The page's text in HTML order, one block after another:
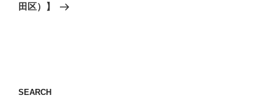
シ
投
田区）】
SEARCH